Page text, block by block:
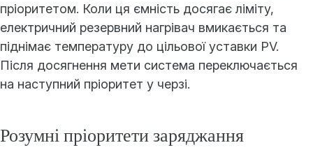
пріоритетом. Коли ця ємність досягає ліміту,
електричний резервний нагрівач вмикається та
піднімає температуру до цільової уставки PV.
Після досягнення мети система переключається
на наступний пріоритет у черзі.
Розумні пріоритети заряджання